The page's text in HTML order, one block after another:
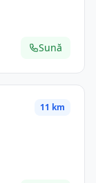
Sună
11 km